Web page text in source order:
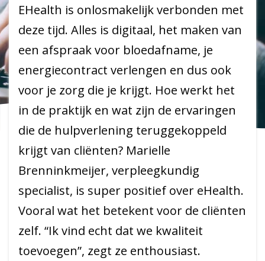
EHealth is onlosmakelijk verbonden met
deze tijd. Alles is digitaal, het maken van
een afspraak voor bloedafname, je
energiecontract verlengen en dus ook
voor je zorg die je krijgt. Hoe werkt het
in de praktijk en wat zijn de ervaringen
die de hulpverlening teruggekoppeld
krijgt van cliënten? Marielle
Brenninkmeijer, verpleegkundig
specialist, is super positief over eHealth.
Vooral wat het betekent voor de cliënten
zelf. “Ik vind echt dat we kwaliteit
toevoegen”, zegt ze enthousiast.